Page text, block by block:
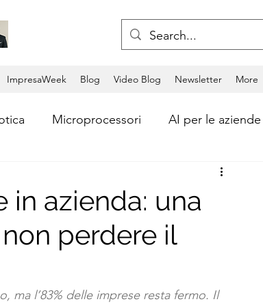
ImpresaWeek Blog Video Blog Newsletter More
Microprocessori AI per le aziende
Calcolo Exascale
Consulenza AI Artificial Intelligence
in azienda: una
perdere il
ma l’83% delle imprese resta fermo. Il